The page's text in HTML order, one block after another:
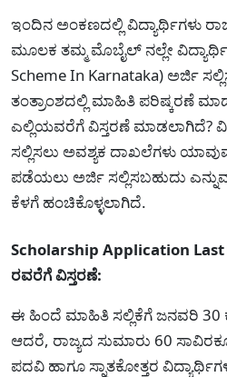
ಇಂದಿನ ಅಂಕಣದಲ್ಲಿ ವಿದ್ಯಾರ್ಥಿಗಳು
ಮೂಲಕ ತಮ್ಮ ಮೊಬೈಲ್ ನಲ್ಲೇ
Scheme In Karnataka) ಅರ್ಜಿ
ತಂತ್ರಾಂಶದಲ್ಲಿ ಮಾಹಿತಿ ಪರಿಷ್ಕರಣೆ
ಎಲ್ಲಿಯವರೆಗೆ ವಿಸ್ತರಣೆ ಮಾಡಲಾಗಿದೆ?
ಸಲ್ಲಿಸಲು ಅವಶ್ಯಕ ದಾಖಲೆಗಳು
ಪಡೆಯಲು ಅರ್ಜಿ ಸಲ್ಲಿಸಬಹುದು
ಕೆಳಗೆ ಹಂಚಿಕೊಳ್ಳಲಾಗಿದೆ.
Scholarship Application Last
ರವರೆಗೆ ವಿಸ್ತರಣೆ:
ಈ ಹಿಂದೆ ಮಾಹಿತಿ ಸಲ್ಲಿಕೆಗೆ ಜನವರಿ 30
ಆದರೆ, ರಾಜ್ಯದ ಸುಮಾರು 60
ಪದವಿ ಹಾಗೂ ಸ್ನಾತಕೋತ್ತರ